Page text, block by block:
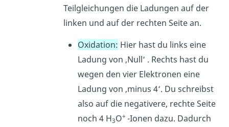
Teilgleichungen die Ladungen auf der
linken und auf der rechten Seite an.
Oxidation: Hier hast du links eine
Ladung von ‚Null‘ . Rechts hast du
wegen den vier Elektronen eine
Ladung von ‚minus 4‘. Du schreibst
also auf die negativere, rechte Seite
noch 4 H3O+ -Ionen dazu. Dadurch